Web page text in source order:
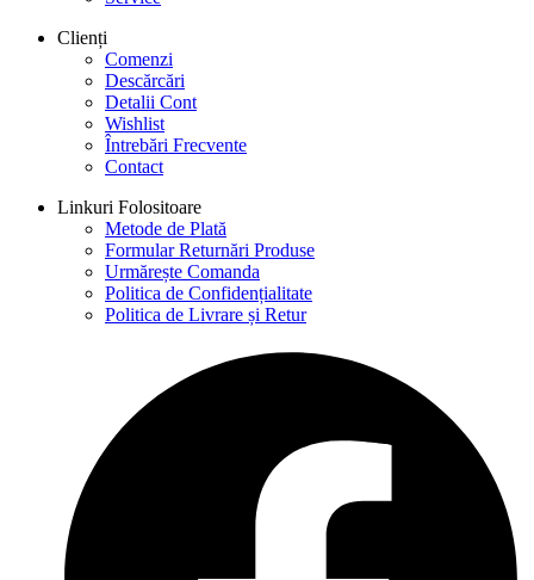
Clienți
Comenzi
Descărcări
Detalii Cont
Wishlist
Întrebări Frecvente
Contact
Linkuri Folositoare
Metode de Plată
Formular Returnări Produse
Urmărește Comanda
Politica de Confidențialitate
Politica de Livrare și Retur